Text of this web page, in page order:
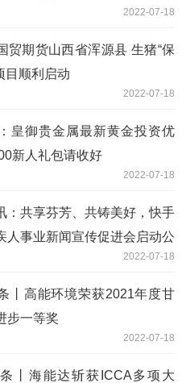
2022-07-18
贸期货山西省浑源县 生猪“保
目顺利启动
2022-07-18
皇御贵金属最新黄金投资优
新人礼包请收好
2022-07-18
：共享芬芳、共铸美好，快手
人事业新闻宣传促进会启动公
2022-07-18
丨高能环境荣获2021年度甘
步一等奖
2022-07-18
丨海能达斩获ICCA多项大